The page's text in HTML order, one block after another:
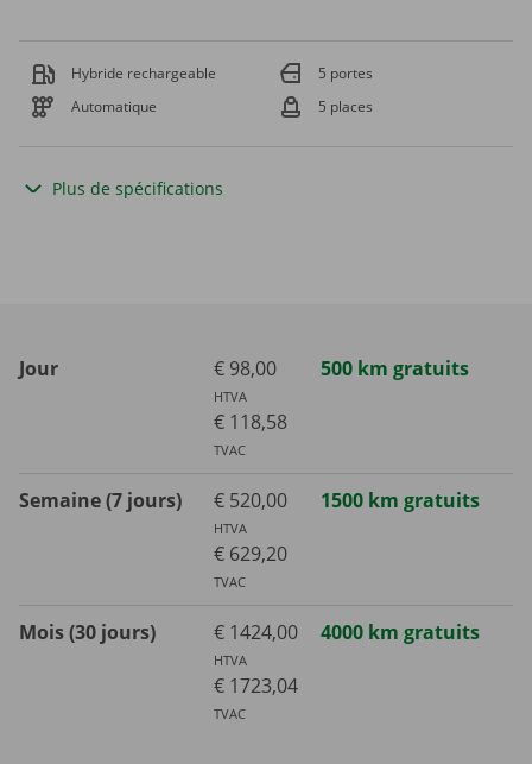
Hybride rechargeable
5 portes
Automatique
5 places
Plus de spécifications
Jour € 98,00
HTVA
€ 118,58
TVAC
500 km gratuits
Semaine (7 jours) € 520,00
HTVA
€ 629,20
TVAC
1500 km gratuits
Mois (30 jours) € 1424,00
HTVA
€ 1723,04
TVAC
4000 km gratuits